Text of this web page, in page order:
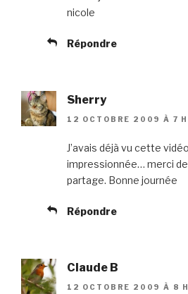
nicole
Répondre
Sherry
12 OCTOBRE 2009 À 7
J’avais déjà vu cette
impressionnée… merci de
partage. Bonne journée
Répondre
Claude B
12 OCTOBRE 2009 À 8